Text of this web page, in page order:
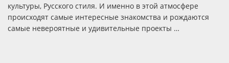
культуры, Русского стиля. И именно в этой атмосфере
происходят самые интересные знакомства и рождаются
самые невероятные и удивительные проекты …